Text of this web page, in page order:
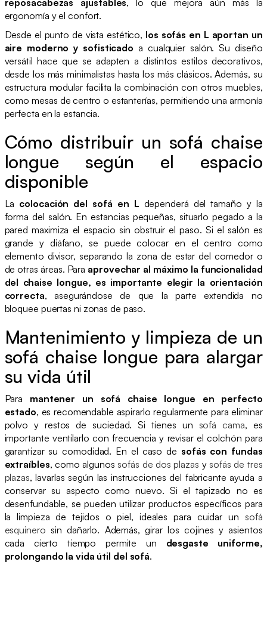
ergonomía y el confort.
Desde el punto de vista estético, los sofás en L aportan un
aire moderno y sofisticadoa cualquier salón. Su diseño
versátil hace que se adapten a distintos estilos decorativos,
desde los más minimalistas hasta los más clásicos. Además, su
estructura modular facilita la combinación con otros muebles,
como mesas de centro o estanterías, permitiendo una armonía
perfecta en la estancia.
Cómo distribuir un sofá chaise
longue según el espacio
disponible
La colocación del sofá en L dependerá del tamaño y la
forma del salón. En estancias pequeñas, situarlo pegado a la
pared maximiza el espacio sin obstruir el paso. Si el salón es
grande y diáfano, se puede colocar en el centro como
elemento divisor, separando la zona de estar del comedor o
de otras áreas. Para aprovechar al máximo la funcionalidad
del chaise longue, es importante elegir la orientación
correcta, asegurándose de que la parte extendida no
bloquee puertas ni zonas de paso.
Mantenimiento y limpieza de un
sofá chaise longue para alargar
su vida útil
Para mantener un sofá chaise longue en perfecto
estado, es recomendable aspirarlo regularmente para eliminar
polvo y restos de suciedad. Si tienes un sofá cama, es
importante ventilarlo con frecuencia y revisar el colchón para
garantizar su comodidad. En el caso de sofás con fundas
extraíbles, como algunos sofás de dos plazas y sofás de tres
plazas, lavarlas según las instrucciones del fabricante ayuda a
conservar su aspecto como nuevo. Si el tapizado no es
desenfundable, se pueden utilizar productos específicos para
la limpieza de tejidos o piel, ideales para cuidar un sofá
esquinero sin dañarlo. Además, girar los cojines y asientos
cada cierto tiempo permite un desgaste uniforme,
prolongando la vida útil del sofá.